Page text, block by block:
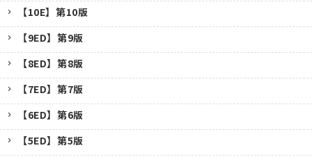
【10E】第10版
【9ED】第9版
【8ED】第8版
【7ED】第7版
【6ED】第6版
【5ED】第5版